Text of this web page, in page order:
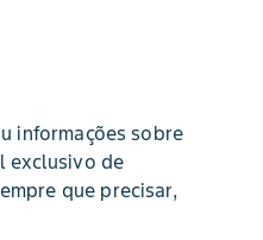
informações sobre
exclusivo de
que precisar,